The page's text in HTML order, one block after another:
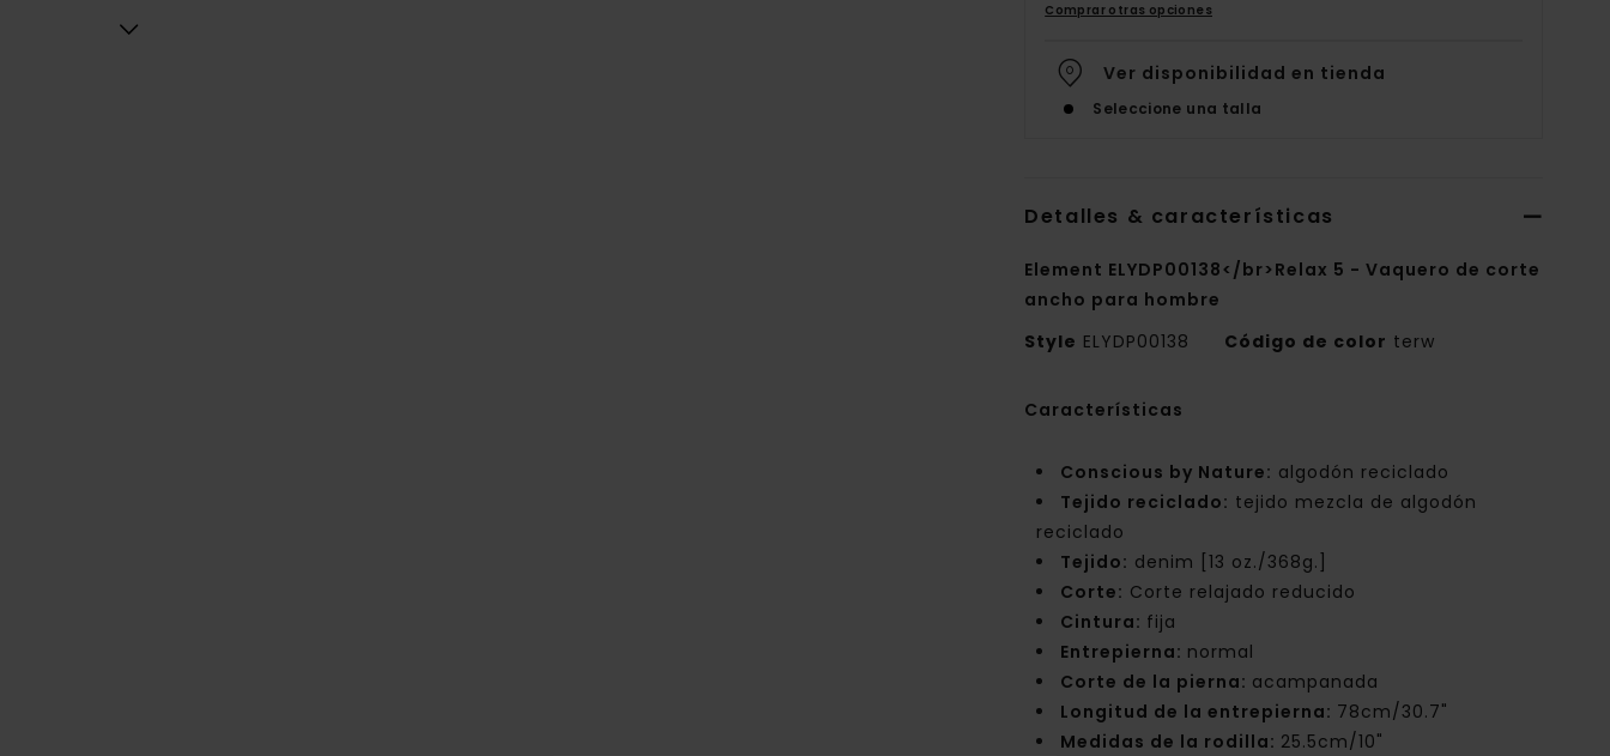
Comprar otras opciones
Ver disponibilidad en tienda
Seleccione una talla
Detalles & características
Element ELYDP00138</br>Relax 5 - Vaquero de corte
ancho para hombre
Style ELYDP00138 Código de color terw
Características
Conscious by Nature: algodón reciclado
Tejido reciclado: tejido mezcla de algodón
reciclado
Tejido: denim [13 oz./368g.]
Corte: Corte relajado reducido
Cintura: fija
Entrepierna: normal
Corte de la pierna: acampanada
Longitud de la entrepierna: 78cm/30.7"
Medidas de la rodilla: 25.5cm/10"